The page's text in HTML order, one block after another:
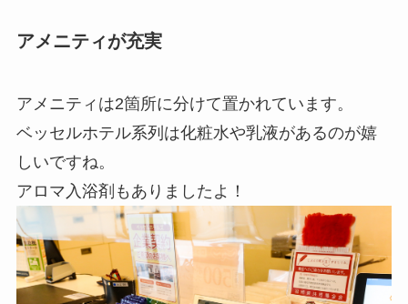
アメニティが充実
アメニティは2箇所に分けて置かれています。
ベッセルホテル系列は化粧水や乳液があるのが嬉
しいですね。
アロマ入浴剤もありましたよ！